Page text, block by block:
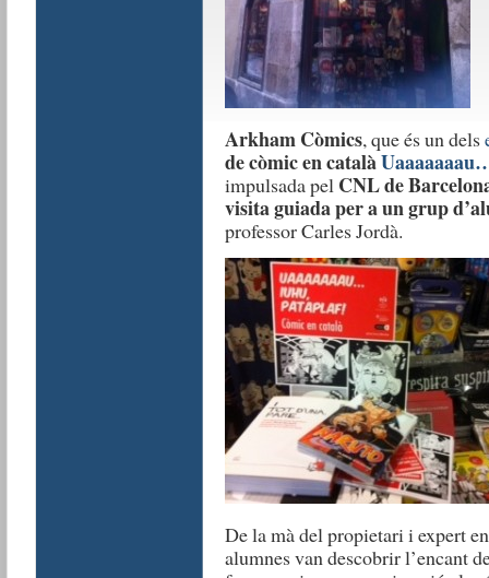
Arkham Còmics, que és un dels
de còmic en català
impulsada pel CNL de
visita guiada per a un grup
professor Carles Jordà.
De la mà del propietari i expert
alumnes van descobrir l’encant